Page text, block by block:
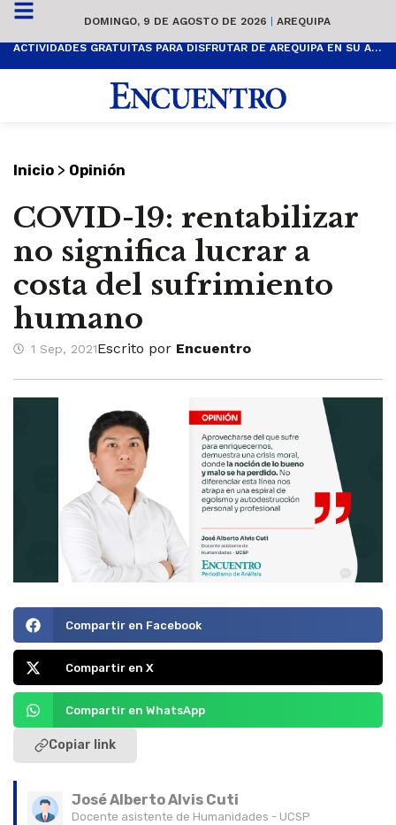
DOMINGO, 9 DE AGOSTO DE 2026 | AREQUIPA
ACTIVIDADES GRATUITAS PARA DISFRUTAR DE AREQUIPA EN SU ANIVERSARIO
Inicio > Opinión
COVID-19: rentabilizar
no significa lucrar a
costa del sufrimiento
humano
1 Sep, 2021Escrito por Encuentro
Compartir en Facebook
Compartir en X
Compartir en WhatsApp
Copiar link
José Alberto Alvis Cuti
Docente asistente de Humanidades - UCSP